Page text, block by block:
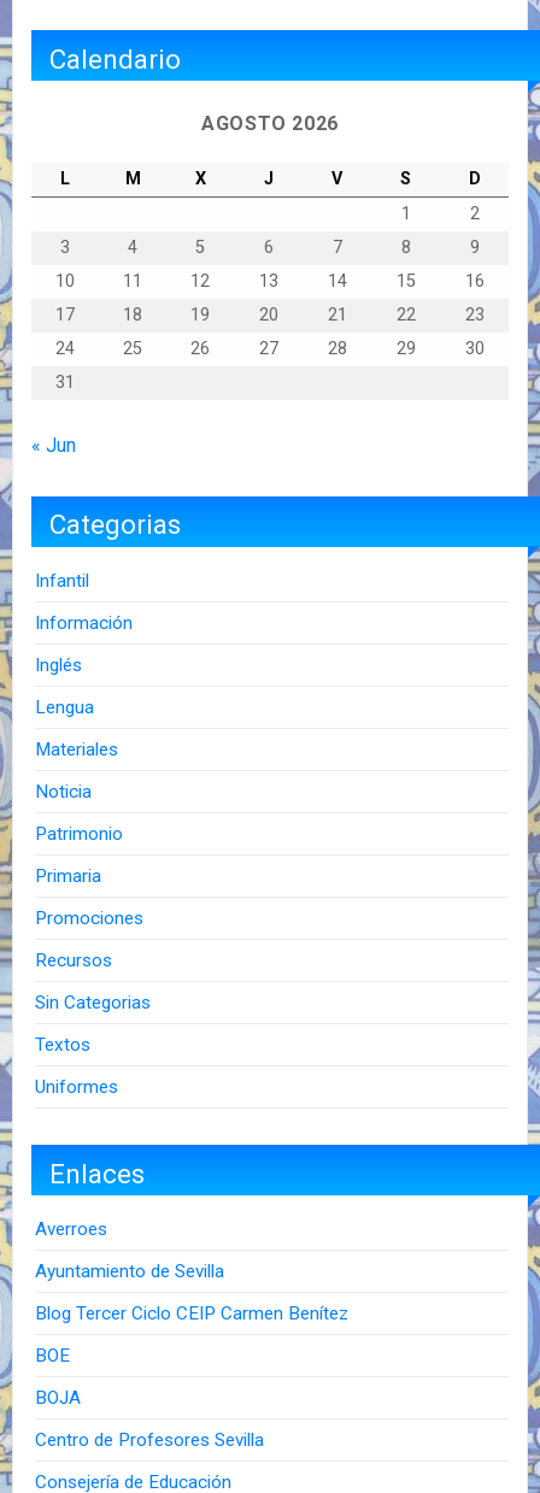
Calendario
AGOSTO 2026
L M X J V S
D
1
2
3
4 5 6 7 8
9
10
11 12 13 14 15
16
17
18 19 20 21 22
23
24
25 26 27 28 29
30
31
« Jun
Categorias
Infantil
Información
Inglés
Lengua
Materiales
Noticia
Patrimonio
Primaria
Promociones
Recursos
Sin Categorias
Textos
Uniformes
Enlaces
Averroes
Ayuntamiento de Sevilla
Blog Tercer Ciclo CEIP Carmen Benítez
BOE
BOJA
Centro de Profesores Sevilla
Consejería de Educación